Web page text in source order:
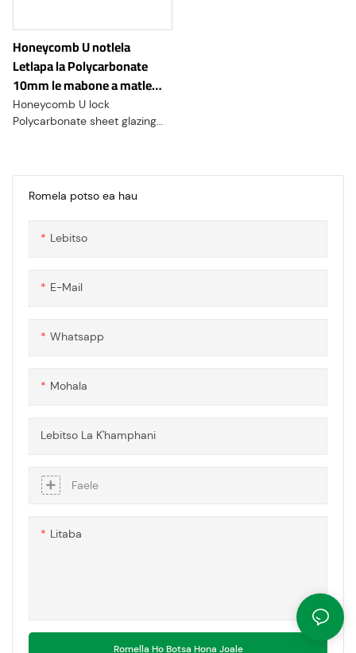
Romela potso ea hau
Lebitso
E-Mail
Whatsapp
Mohala
Lebitso La K'hamphani
Faele
Litaba
Romella Ho Botsa Hona Joale
Honeycomb U notlela
Letlapa la Polycarbonate
10mm le mabone a matle
bakeng sa lisebelisoa tsa
marulelo a marulelo
Honeycomb U lock
Polycarbonate sheet glazing
eona, ho sebetsa hantle, le
Moralo oa U Lock o bua ka
liphanele, ho fana ka tiiso e